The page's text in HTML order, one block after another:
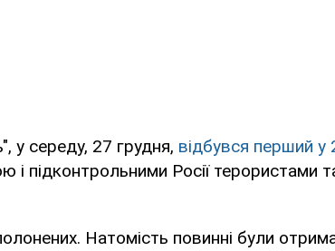
у середу, 27 грудня, відбувся перший у
і підконтрольними Росії терористами
Натомість повинні були